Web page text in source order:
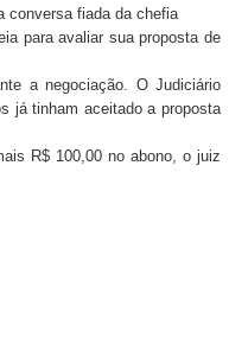
conversa fiada da chefia
para avaliar sua proposta de
a negociação. O Judiciário
já tinham aceitado a proposta
R$ 100,00 no abono, o juiz